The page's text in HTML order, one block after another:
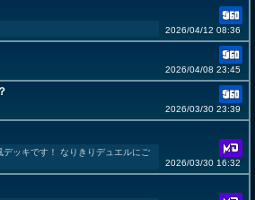
2026/04/12 08:36
2026/04/08 23:45
2026/03/30 23:39
ッキです！ なりきりデュエルにご
2026/03/30 16:32